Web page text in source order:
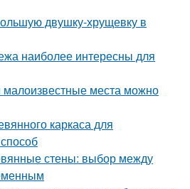
двушку-хрущевку в
наиболее интересны для
места можно
каркаса для
стены: выбор между